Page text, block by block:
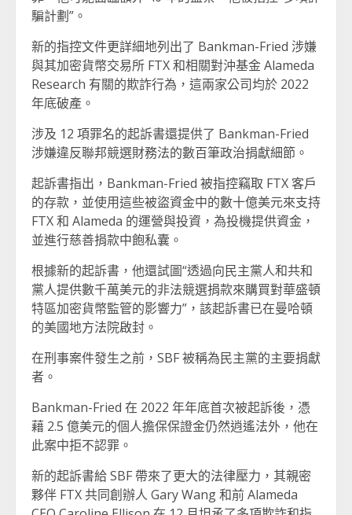
騙計劃”。
新的指控文件更詳細地列出了 Bankman-Fried 涉嫌
與其加密貨幣交易所 FTX 和相關對沖基金 Alameda
Research 有關的欺詐行為，這兩家公司均於 2022
年底破產。
涉及 12 項罪名的起訴書還提供了 Bankman-Fried
涉嫌違反聯邦競選財務法的數百筆政治捐獻細節。
起訴書指出，Bankman-Fried 被指控竊取 FTX 客戶
的存款，並使用這些被盜資金中的數十億美元來支持
FTX 和 Alameda 的運營與投資，為投機提供資金，
並進行慈善捐款中飽私囊。
根據新的起訴書，他還試圖“透過向民主黨人和共和
黨人提供數千萬美元的非法競選捐款來購買對華盛頓
特區加密貨幣監管的影響力”，該起訴書已在曼哈頓
的美國地方法院啟封。
在刑事案件發生之前，SBF 被稱為民主黨的主要捐獻
者。
Bankman-Fried 在 2022 年年底首次被起訴後，憑
藉 2.5 億美元的個人擔保保證金仍然逍遙法外，他在
此案中拒不認罪。
新的起訴書給 SBF 帶來了更大的法律壓力，其親密
夥伴 FTX 共同創辦人 Gary Wang 和前 Alameda